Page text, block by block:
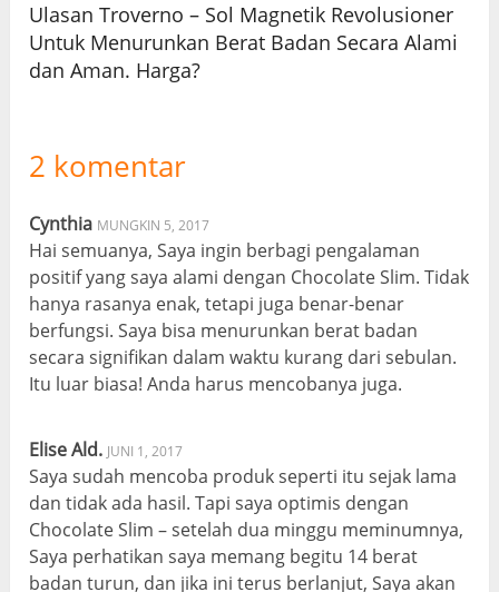
Ulasan Troverno – Sol Magnetik Revolusioner
Untuk Menurunkan Berat Badan Secara Alami
dan Aman. Harga?
2 komentar
Cynthia MUNGKIN 5, 2017
Hai semuanya, Saya ingin berbagi pengalaman
positif yang saya alami dengan Chocolate Slim. Tidak
hanya rasanya enak, tetapi juga benar-benar
berfungsi. Saya bisa menurunkan berat badan
secara signifikan dalam waktu kurang dari sebulan.
Itu luar biasa! Anda harus mencobanya juga.
Elise Ald. JUNI 1, 2017
Saya sudah mencoba produk seperti itu sejak lama
dan tidak ada hasil. Tapi saya optimis dengan
Chocolate Slim – setelah dua minggu meminumnya,
Saya perhatikan saya memang begitu 14 berat
badan turun, dan jika ini terus berlanjut, Saya akan